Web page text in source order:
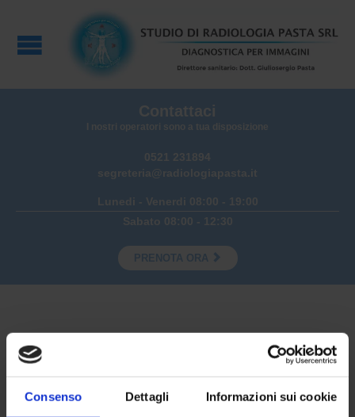
Consenso Dettagli Informazioni sui cookie
Contattaci
I nostri operatori sono a tua disposizione
0521 231894
segreteria@radiologiapasta.it
Lunedi - Venerdi 08:00 - 19:00
Sabato 08:00 - 12:30
PRENOTA ORA 
Accordo Parma Calcio
e Scuola di